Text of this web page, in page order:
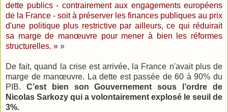
dette publics - contrairement aux engagements européens
de la France - soit à préserver les finances publiques au prix
d'une politique plus restrictive par ailleurs, ce qui réduirait
sa marge de manœuvre pour mener à bien les réformes
structurelles. » »
De fait, quand la crise est arrivée, la France n'avait plus de
marge de manœuvre. La dette est passée de 60 à 90% du
PIB. C’est bien son Gouvernement sous l’ordre de
Nicolas Sarkozy qui a volontairement explosé le seuil de
3%.